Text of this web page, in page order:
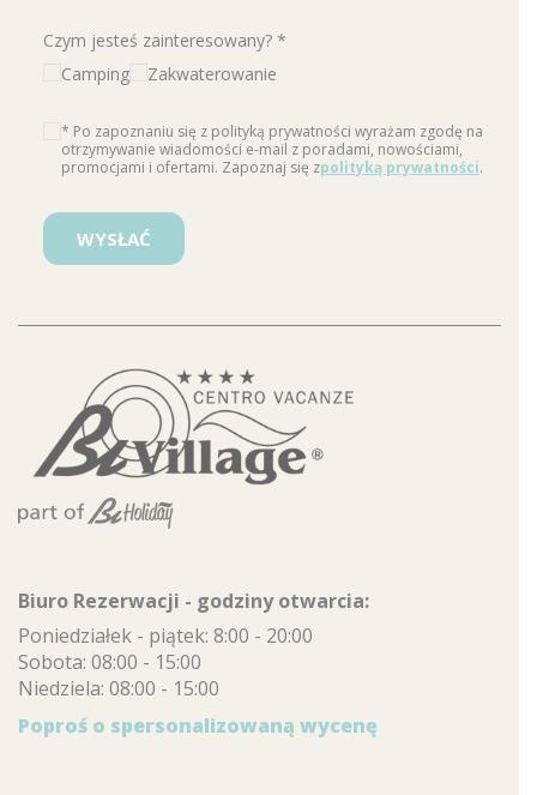
Czym jesteś zainteresowany? *
Camping
Zakwaterowanie
* Po zapoznaniu się z polityką prywatności wyrażam zgodę na
otrzymywanie wiadomości e-mail z poradami, nowościami,
promocjami i ofertami. Zapoznaj się zpolityką prywatności.
Please leave this field empty.
Biuro Rezerwacji - godziny otwarcia:
Poniedziałek - piątek: 8:00 - 20:00
Sobota: 08:00 - 15:00
Niedziela: 08:00 - 15:00
Poproś o spersonalizowaną wycenę